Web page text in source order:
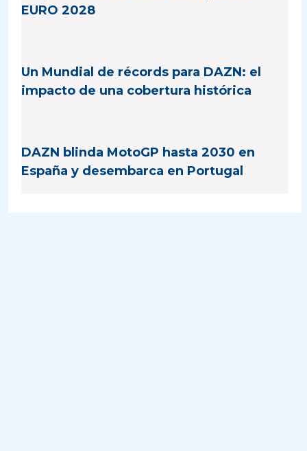
EURO 2028
Un Mundial de récords para DAZN: el
impacto de una cobertura histórica
DAZN blinda MotoGP hasta 2030 en
España y desembarca en Portugal